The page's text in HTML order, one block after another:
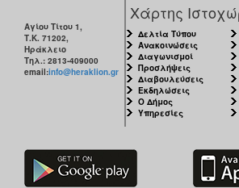
Αγίου Τίτου 1,
Τ.Κ. 71202,
Ηράκλειο
Τηλ.: 2813-409000
email:info@heraklion.gr
Χάρτης
Δελτία Τύπου
Ανακοινώσεις
Διαγωνισμοί
Προσλήψεις
Διαβουλεύσεις
Εκδηλώσεις
Ο Δήμος
Υπηρεσίες